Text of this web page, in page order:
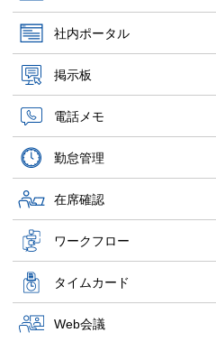
社内ポータル
掲示板
電話メモ
勤怠管理
在席確認
ワークフロー
タイムカード
Web会議